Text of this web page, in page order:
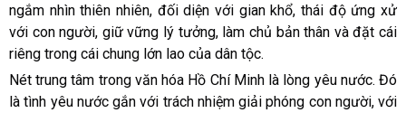
ngắm nhìn thiên nhiên, đối diện với gian khổ, thái độ ứng xử
với con người, giữ vững lý tưởng, làm chủ bản thân và đặt cái
riêng trong cái chung lớn lao của dân tộc.
Nét trung tâm trong văn hóa Hồ Chí Minh là lòng yêu nước. Đó
là tình yêu nước gắn với trách nhiệm giải phóng con người, với